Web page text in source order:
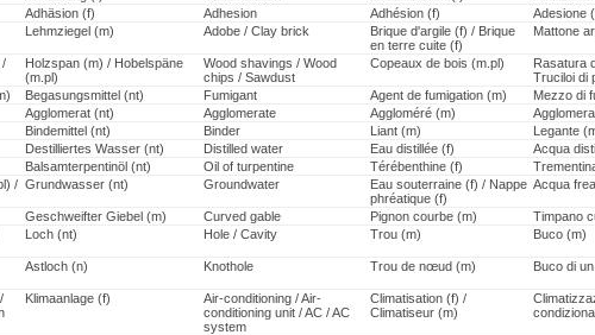
Adhäsion (f) Adhesion Adhésion (f)
Adesione
Lehmziegel (m) Adobe / Clay brick
Brique d'argile (f) / Brique
en terre cuite (f)
Mattone
/
Holzspan (m) / Hobelspäne
(m.pl)
Wood shavings / Wood
chips / Sawdust
Copeaux de bois (m.pl)
Rasatura
Truciloi di
Begasungsmittel (nt) Fumigant Agent de fumigation (m)
Mezzo di
Agglomerat (nt) Agglomerate Aggloméré (m)
Bindemittel (nt) Binder Liant (m)
Legante
Destilliertes Wasser (nt) Distilled water Eau distillée (f)
Acqua
Balsamterpentinöl (nt) Oil of turpentine Térébenthine (f)
/ Grundwasser (nt) Groundwater
Eau souterraine (f) / Nappe
phréatique (f)
Acqua
Geschweifter Giebel (m) Curved gable Pignon courbe (m)
Timpano
Loch (nt) Hole / Cavity Trou (m) Buco (m)
Astloch (n) Knothole Trou de nœud (m) Buco di
Klimaanlage (f)
Air-conditioning / Air-
conditioning unit / AC / AC
system
Climatisation (f) /
Climatiseur (m)